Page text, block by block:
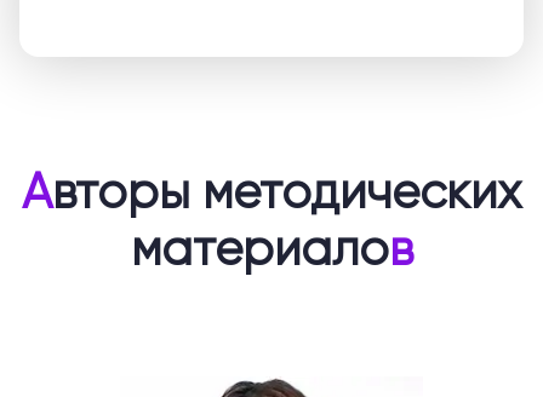
Авторы методических
материалов